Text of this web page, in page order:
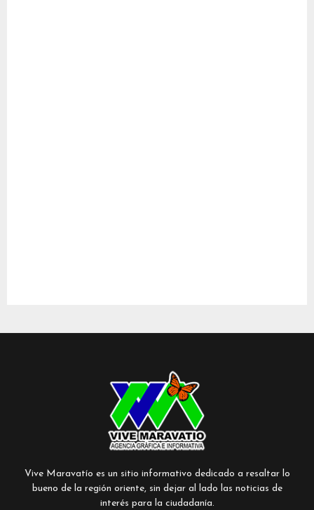
Vive Maravatío es un sitio informativo dedicado a resaltar lo
bueno de la región oriente, sin dejar al lado las noticias de
interés para la ciudadanía.